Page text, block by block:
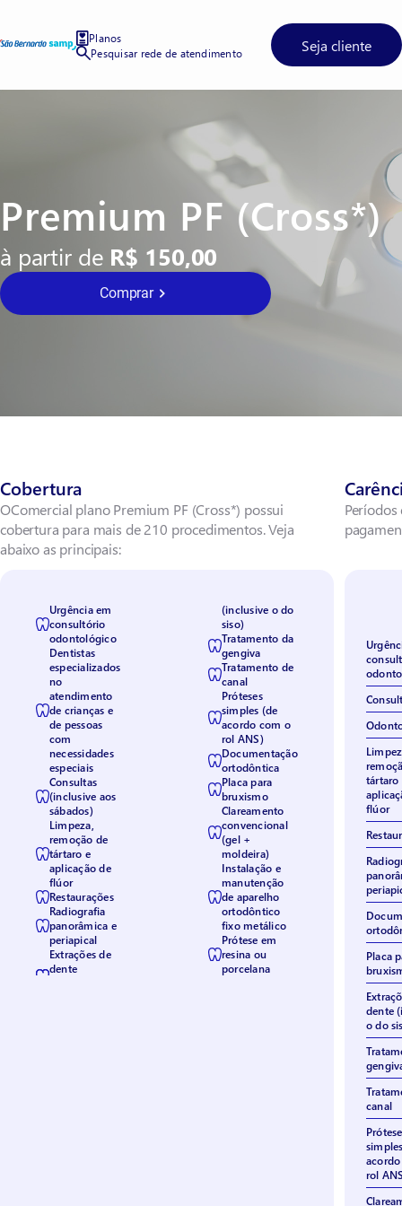
Planos
Pesquisar rede de atendimento
Seja cliente
Premium PF (Cross*)
à partir de R$ 150,00
Comprar
Cobertura
OComercial plano Premium PF (Cross*) possui
cobertura para mais de 210 procedimentos. Veja
abaixo as principais:
Urgência em
consultório
odontológico
Dentistas
especializados
no
atendimento
de crianças e
de pessoas
com
necessidades
especiais
Consultas
(inclusive aos
sábados)
Limpeza,
remoção de
tártaro e
aplicação de
flúor
Restaurações
Radiografia
panorâmica e
periapical
Extrações de
dente
(inclusive o do
siso)
Tratamento da
gengiva
Tratamento de
canal
Próteses
simples (de
acordo com o
rol ANS)
Documentação
ortodôntica
Placa para
bruxismo
Clareamento
convencional
(gel +
moldeira)
Instalação e
manutenção
de aparelho
ortodôntico
fixo metálico
Prótese em
resina ou
porcelana
tártaro
flúor
Placa
dente
o do
canal
rol